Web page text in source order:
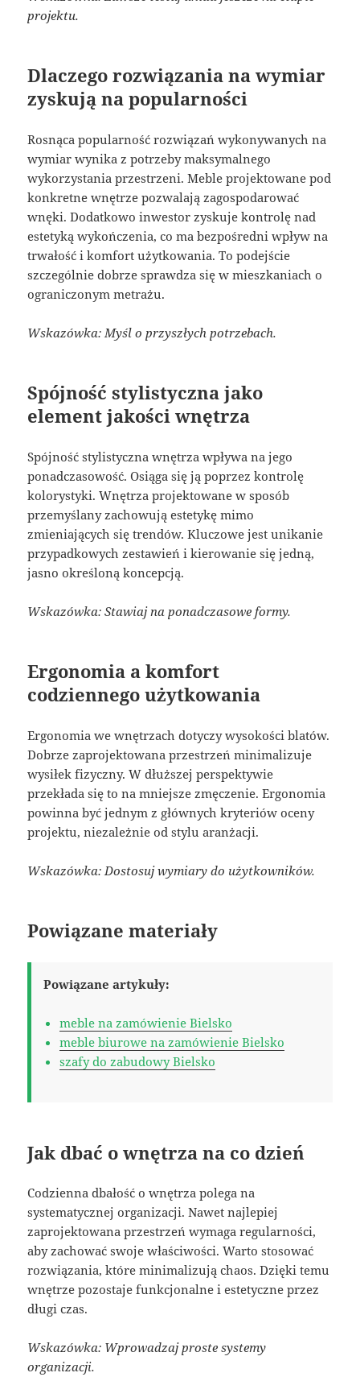
projektu.
Dlaczego rozwiązania na wymiar
zyskują na popularności
Rosnąca popularność rozwiązań wykonywanych na
wymiar wynika z potrzeby maksymalnego
wykorzystania przestrzeni. Meble projektowane pod
konkretne wnętrze pozwalają zagospodarować
wnęki. Dodatkowo inwestor zyskuje kontrolę nad
estetyką wykończenia, co ma bezpośredni wpływ na
trwałość i komfort użytkowania. To podejście
szczególnie dobrze sprawdza się w mieszkaniach o
ograniczonym metrażu.
Wskazówka: Myśl o przyszłych potrzebach.
Spójność stylistyczna jako
element jakości wnętrza
Spójność stylistyczna wnętrza wpływa na jego
ponadczasowość. Osiąga się ją poprzez kontrolę
kolorystyki. Wnętrza projektowane w sposób
przemyślany zachowują estetykę mimo
zmieniających się trendów. Kluczowe jest unikanie
przypadkowych zestawień i kierowanie się jedną,
jasno określoną koncepcją.
Wskazówka: Stawiaj na ponadczasowe formy.
Ergonomia a komfort
codziennego użytkowania
Ergonomia we wnętrzach dotyczy wysokości blatów.
Dobrze zaprojektowana przestrzeń minimalizuje
wysiłek fizyczny. W dłuższej perspektywie
przekłada się to na mniejsze zmęczenie. Ergonomia
powinna być jednym z głównych kryteriów oceny
projektu, niezależnie od stylu aranżacji.
Wskazówka: Dostosuj wymiary do użytkowników.
Powiązane materiały
Powiązane artykuły:
meble na zamówienie Bielsko
meble biurowe na zamówienie Bielsko
szafy do zabudowy Bielsko
Jak dbać o wnętrza na co dzień
Codzienna dbałość o wnętrza polega na
systematycznej organizacji. Nawet najlepiej
zaprojektowana przestrzeń wymaga regularności,
aby zachować swoje właściwości. Warto stosować
rozwiązania, które minimalizują chaos. Dzięki temu
wnętrze pozostaje funkcjonalne i estetyczne przez
długi czas.
Wskazówka: Wprowadzaj proste systemy
organizacji.